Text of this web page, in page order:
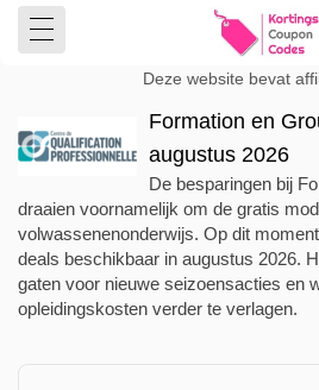
Deze website bevat
Formation en
augustus 2026
De besparingen bij
draaien voornamelijk om de gratis
volwassenenonderwijs. Op dit
deals beschikbaar in augustus 2026.
gaten voor nieuwe seizoensacties en
opleidingskosten verder te verlagen.